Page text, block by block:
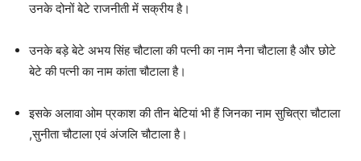
उनके दोनों बेटे राजनीती में सक्रीय है।
उनके बड़े बेटे अभय सिंह चौटाला की पत्नी का नाम नैना चौटाला है और छोटे
बेटे की पत्नी का नाम कांता चौटाला है।
इसके अलावा ओम प्रकाश की तीन बेटियां भी हैं जिनका नाम सुचित्रा चौटाला
,सुनीता चौटाला एवं अंजलि चौटाला है।